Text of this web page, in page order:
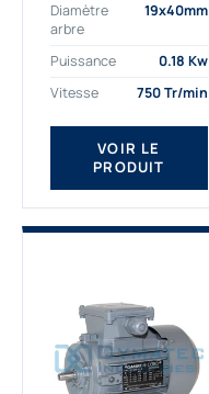
kw. Dymatec Industries
vous propose le moteur
électrique 0.18 kw, un
qualité Gamak...
Diamètre
arbre
19x40mm
Puissance
0.18 Kw
Vitesse
750 Tr/min
VOIR LE
PRODUIT